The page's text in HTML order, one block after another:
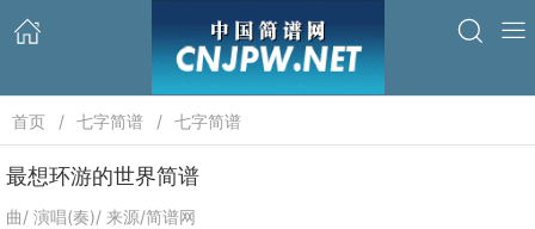
首页 七字简谱 七字简谱
最想环游的世界简谱
曲/ 演唱(奏)/ 来源/简谱网